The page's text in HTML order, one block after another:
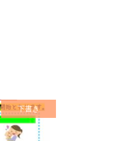
下書き